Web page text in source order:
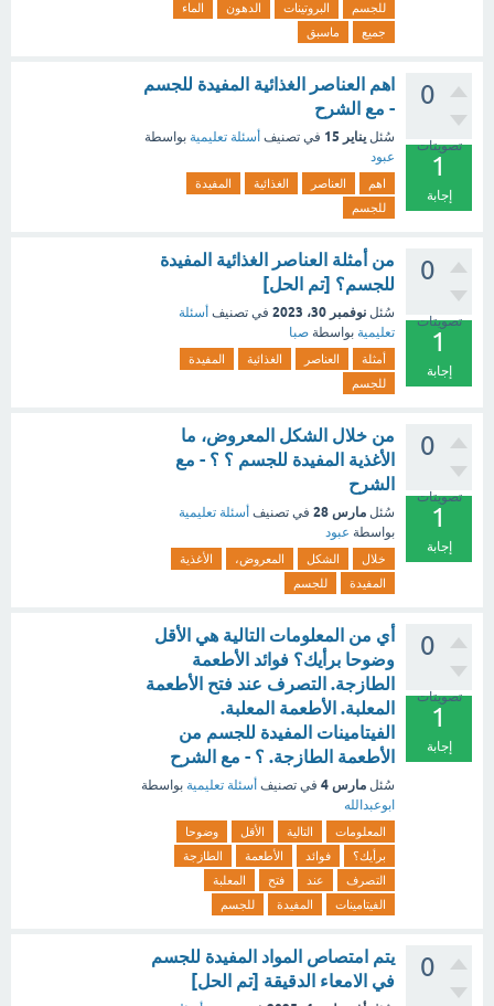
للجسم
البروتينات الدهون
الماء
جميع
ماسبق
0
تصويتات
1
إجابة
اهم العناصر الغذائية المفيدة للجسم
- مع الشرح
سُئل يناير 15 في تصنيف أسئلة تعليمية بواسطة
عبود
اهم العناصر الغذائية
المفيدة
للجسم
0
تصويتات
1
إجابة
من أمثلة العناصر الغذائية المفيدة
للجسم؟ [تم الحل]
سُئل نوفمبر 30، 2023 في تصنيف أسئلة
تعليمية بواسطة صبا
أمثلة العناصر الغذائية
المفيدة
للجسم
0
تصويتات
1
إجابة
من خلال الشكل المعروض، ما
الأغذية المفيدة للجسم ؟ ؟ - مع
الشرح
سُئل مارس 28 في تصنيف أسئلة تعليمية
بواسطة عبود
خلال الشكل المعروض،
الأغذية
المفيدة
للجسم
0
تصويتات
1
إجابة
أي من المعلومات التالية هي الأقل
وضوحا برأيك؟ فوائد الأطعمة
الطازجة. التصرف عند فتح الأطعمة
المعلبة. الأطعمة المعلبة.
الفيتامينات المفيدة للجسم من
الأطعمة الطازجة. ؟ - مع الشرح
سُئل مارس 4 في تصنيف أسئلة تعليمية بواسطة
ابوعبدالله
المعلومات التالية الأقل
وضوحا
برأيك؟
فوائد الأطعمة
الطازجة
التصرف
عند فتح
المعلبة
الفيتامينات
المفيدة للجسم
0
يتم امتصاص المواد المفيدة للجسم
في الامعاء الدقيقة [تم الحل]